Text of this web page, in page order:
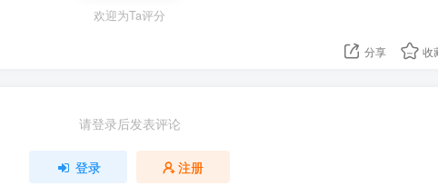
欢迎为Ta评分
分享 收
请登录后发表评论
登录 注册